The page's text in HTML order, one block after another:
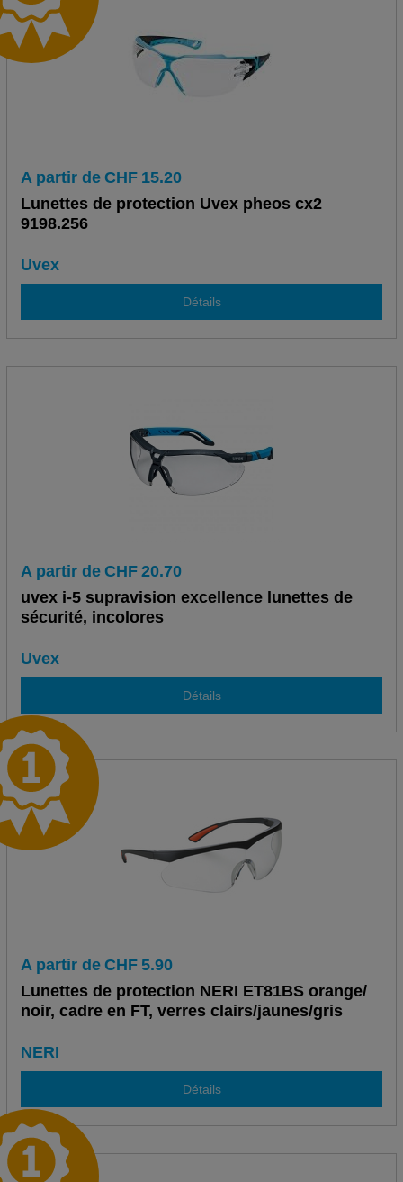
A partir de CHF 15.20
Lunettes de protection Uvex pheos cx2
9198.256
Uvex
Détails
A partir de CHF 20.70
uvex i-5 supravision excellence lunettes de
sécurité, incolores
Uvex
Détails
A partir de CHF 5.90
Lunettes de protection NERI ET81BS orange/
noir, cadre en FT, verres clairs/jaunes/gris
NERI
Détails